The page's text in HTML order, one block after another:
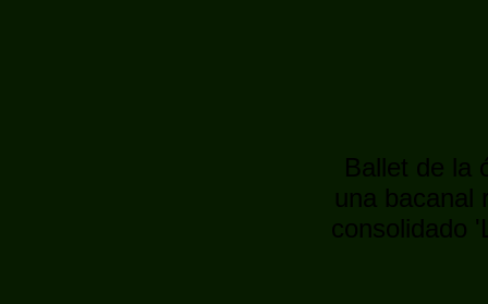
Ballet de la
una bacanal
consolidado